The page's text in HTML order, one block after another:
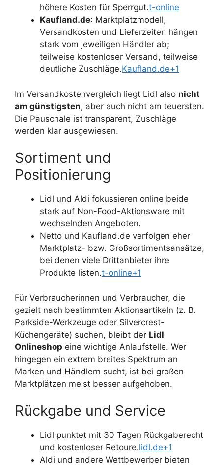
höhere Kosten für Sperrgut.t-online
Kaufland.de: Marktplatzmodell,
Versandkosten und Lieferzeiten hängen
stark vom jeweiligen Händler ab;
teilweise kostenloser Versand, teilweise
deutliche Zuschläge.Kaufland.de+1
Im Versandkostenvergleich liegt Lidl also nicht
am günstigsten, aber auch nicht am teuersten.
Die Pauschale ist transparent, Zuschläge
werden klar ausgewiesen.
Sortiment und
Positionierung
Lidl und Aldi fokussieren online beide
stark auf Non-Food-Aktionsware mit
wechselnden Angeboten.
Netto und Kaufland.de verfolgen eher
Marktplatz- bzw. Großsortimentsansätze,
bei denen viele Drittanbieter ihre
Produkte listen.t-online+1
Für Verbraucherinnen und Verbraucher, die
gezielt nach bestimmten Aktionsartikeln (z. B.
Parkside-Werkzeuge oder Silvercrest-
Küchengeräte) suchen, bleibt der Lidl
Onlineshop eine wichtige Anlaufstelle. Wer
hingegen ein extrem breites Spektrum an
Marken und Händlern sucht, ist bei großen
Marktplätzen meist besser aufgehoben.
Rückgabe und Service
Lidl punktet mit 30 Tagen Rückgaberecht
und kostenloser Retoure.lidl.de+1
Aldi und andere Wettbewerber bieten